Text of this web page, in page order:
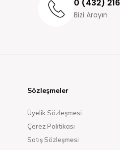
0 (432)
Bizi Arayın
Sözleşmeler
Üyelik Sözleşmesi
Çerez Politikası
Satış Sözleşmesi